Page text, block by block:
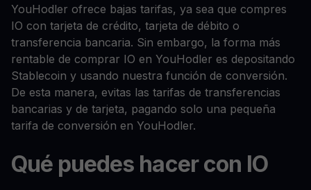
YouHodler ofrece bajas tarifas, ya sea que compres
IO con tarjeta de crédito, tarjeta de débito o
transferencia bancaria. Sin embargo, la forma más
rentable de comprar IO en YouHodler es depositando
Stablecoin y usando nuestra función de conversión.
De esta manera, evitas las tarifas de transferencias
bancarias y de tarjeta, pagando solo una pequeña
tarifa de conversión en YouHodler.
Qué puedes hacer con IO